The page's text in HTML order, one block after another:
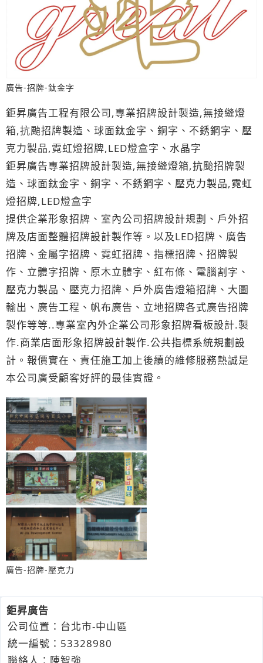
廣告-招牌-鈦金字
鉅昇廣告工程有限公司,專業招牌設計製造,無接縫燈
箱,抗颱招牌製造、球面鈦金字、銅字、不銹鋼字、壓
克力製品,霓虹燈招牌,LED燈盒字、水晶字
鉅昇廣告專業招牌設計製造,無接縫燈箱,抗颱招牌製
造、球面鈦金字、銅字、不銹鋼字、壓克力製品,霓虹
燈招牌,LED燈盒字
提供企業形象招牌、室內公司招牌設計規劃、戶外招
牌及店面整體招牌設計製作等。以及LED招牌、廣告
招牌、金屬字招牌、霓虹招牌、指標招牌、招牌製
作、立體字招牌、原木立體字、紅布條、電腦割字、
壓克力製品、壓克力招牌、戶外廣告燈箱招牌、大圖
輸出、廣告工程、帆布廣告、立地招牌各式廣告招牌
製作等等..專業室內外企業公司形象招牌看板設計.製
作.商業店面形象招牌設計製作.公共指標系統規劃設
計。報價實在、責任施工加上後續的維修服務熱誠是
本公司廣受顧客好評的最佳實證。
廣告-招牌-壓克力
鉅昇廣告
公司位置：台北市-中山區
統一編號：53328980
聯絡人：陳智強